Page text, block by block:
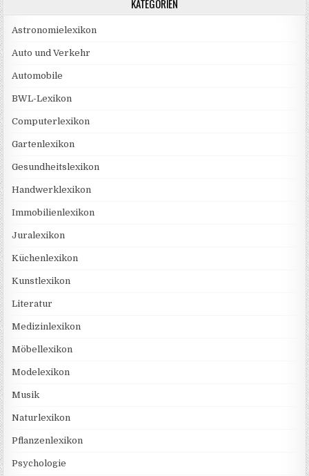
KATEGORIEN
Astronomielexikon
Auto und Verkehr
Automobile
BWL-Lexikon
Computerlexikon
Gartenlexikon
Gesundheitslexikon
Handwerklexikon
Immobilienlexikon
Juralexikon
Küchenlexikon
Kunstlexikon
Literatur
Medizinlexikon
Möbellexikon
Modelexikon
Musik
Naturlexikon
Pflanzenlexikon
Psychologie